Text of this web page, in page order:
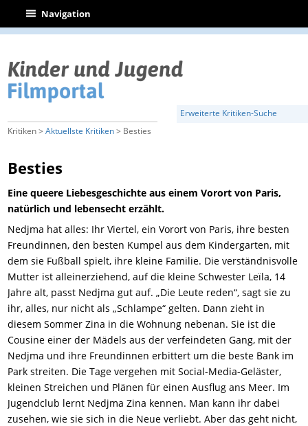
| Navigation
Erweiterte Kritiken-Suche
Kritiken >Aktuellste Kritiken> Besties
Besties
Eine queere Liebesgeschichte aus einem Vorort von Paris,
natürlich und lebensecht erzählt.
Nedjma hat alles: Ihr Viertel, ein Vorort von Paris, ihre besten
Freundinnen, den besten Kumpel aus dem Kindergarten, mit
dem sie Fußball spielt, ihre kleine Familie. Die verständnisvolle
Mutter ist alleinerziehend, auf die kleine Schwester Leïla, 14
Jahre alt, passt Nedjma gut auf. „Die Leute reden“, sagt sie zu
ihr, alles, nur nicht als „Schlampe“ gelten. Dann zieht in
diesem Sommer Zina in die Wohnung nebenan. Sie ist die
Cousine einer der Mädels aus der verfeindeten Gang, mit der
Nedjma und ihre Freundinnen erbittert um die beste Bank im
Park streiten. Die Tage vergehen mit Social-Media-Geläster,
kleinen Streichen und Plänen für einen Ausflug ans Meer. Im
Jugendclub lernt Nedjma Zina kennen. Man kann ihr dabei
zusehen, wie sie sich in die Neue verliebt. Aber das geht nicht,